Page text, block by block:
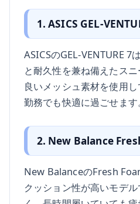
1. ASICS GEL-
ASICSのGEL-VENTURE 7
と耐久性を兼ね備えたス
良いメッシュ素材を使用
勤務でも快適に過ごせます。
2. New Balance
New BalanceのFresh
クッション性が高いモデ